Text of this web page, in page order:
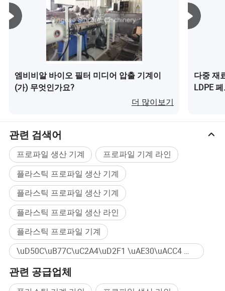
12mm 25 * 8mm
kWh 파이프 기계 Krah 파이프 압출 라인
HDPE 오수 파이프 압출기 기계
이중벽 골판지 HDPE 파이프 압출 라인
물 탱크 압출 생산 라인
DN200-DN4000mm HDPE 파이프 제조 기계
HDPE/PP/PPR/PERT/PVC 용수 공급 및 배출 파이프 압출
라인
MBBB 바이오미디어 생산 압출기 기계
Plasitc 스크랩 그래뮬레이터 펠레티징 라인
PVC/ABS/PE/PP 프로필/패널 제조 장비
HDPE/PP/ABS/PMMAMAThick 시트/보드 생산 라인
PE/PP/PET/PS/PC/PMMA/PLA 시트/패널 제품 시스템
우리 공장을 방문해 윈윈 협력을 기대합니다.
엠비비알 바이오 필터 미디어 압출 기계이
(가) 무엇인가요?
더 많이보기
다중 재
LDPE
관련 검색어
프로파일 생산 기계
프로파일 기계 라인
플라스틱 프로파일 생산 기계
플라스틱 프로파일 생산 기계
플라스틱 프로파일 생산 라인
플라스틱 프로파일 기계
\uD50C\uB77C\uC2A4\uD2F1 \uAE30\uACC4 대량구매
관련 공급업체